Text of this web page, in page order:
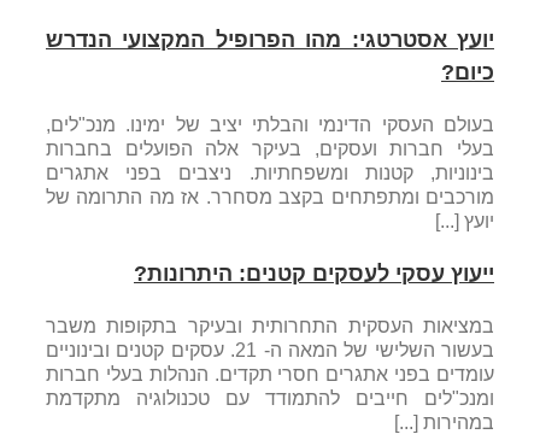
יועץ אסטרטגי: מהו הפרופיל המקצועי הנדרש
כיום?
בעולם העסקי הדינמי והבלתי יציב של ימינו. מנכ"לים,
בעלי חברות ועסקים, בעיקר אלה הפועלים בחברות
בינוניות, קטנות ומשפחתיות. ניצבים בפני אתגרים
מורכבים ומתפתחים בקצב מסחרר. אז מה התרומה של
יועץ [...]
ייעוץ עסקי לעסקים קטנים: היתרונות?
במציאות העסקית התחרותית ובעיקר בתקופות משבר
בעשור השלישי של המאה ה- 21. עסקים קטנים ובינוניים
עומדים בפני אתגרים חסרי תקדים. הנהלות בעלי חברות
ומנכ"לים חייבים להתמודד עם טכנולוגיה מתקדמת
במהירות [...]